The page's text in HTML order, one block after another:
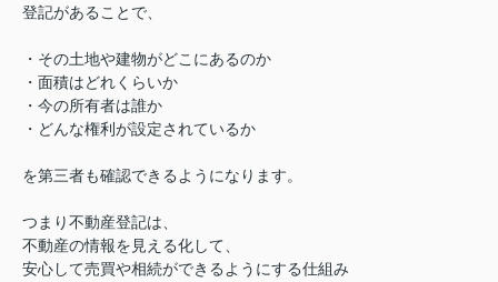
登記があることで、
・その土地や建物がどこにあるのか
・面積はどれくらいか
・今の所有者は誰か
・どんな権利が設定されているか
を第三者も確認できるようになります。
つまり不動産登記は、
不動産の情報を見える化して、
安心して売買や相続ができるようにする仕組み